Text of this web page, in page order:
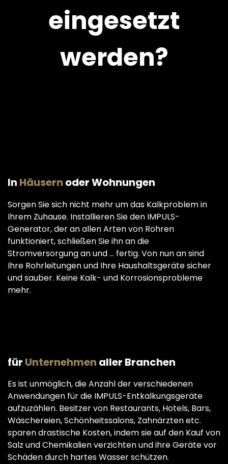
eingesetzt
werden?
In Häusern oder Wohnungen
Sorgen Sie sich nicht mehr um das Kalkproblem in
Ihrem Zuhause. Installieren Sie den IMPULS-
Generator, der an allen Arten von Rohren
funktioniert, schließen Sie ihn an die
Stromversorgung an und ... fertig. Von nun an sind
Ihre Rohrleitungen und Ihre Haushaltsgeräte sicher
und sauber. Keine Kalk- und Korrosionsprobleme
mehr.
für Unternehmen aller Branchen
Es ist unmöglich, die Anzahl der verschiedenen
Anwendungen für die IMPULS-Entkalkungsgeräte
aufzuzählen. Besitzer von Restaurants, Hotels, Bars,
Wäschereien, Schönheitssalons, Zahnärzten etc.
sparen drastische Kosten, indem sie auf den Kauf von
Salz und Chemikalien verzichten und ihre Geräte vor
Schäden durch hartes Wasser schützen.